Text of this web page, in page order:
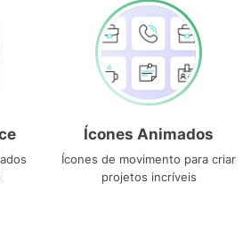
Ícones Animados
Ícones de movimento para criar
projetos incríveis